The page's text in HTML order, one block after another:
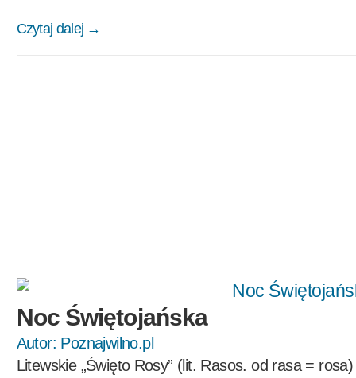
Czytaj dalej →
Noc Świętojańska
Autor: Poznajwilno.pl
Litewskie „Święto Rosy” (lit. Rasos. od rasa =